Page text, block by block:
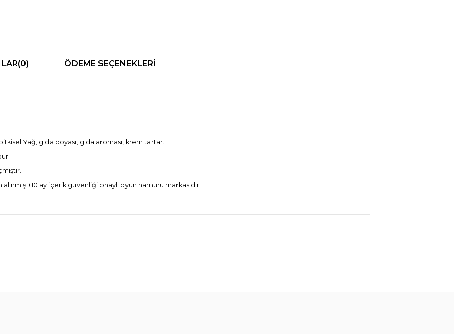
(0) ÖDEME SEÇENEKLERI
Yağ, gıda boyası, gıda aroması, krem tartar.
+10 ay içerik güvenliği onaylı oyun hamuru markasıdır.